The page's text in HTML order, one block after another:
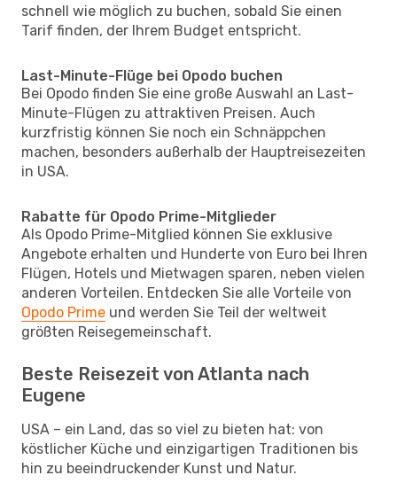
schnell wie möglich zu buchen, sobald Sie einen
Tarif finden, der Ihrem Budget entspricht.
Last-Minute-Flüge bei Opodo buchen
Bei Opodo finden Sie eine große Auswahl an Last-
Minute-Flügen zu attraktiven Preisen. Auch
kurzfristig können Sie noch ein Schnäppchen
machen, besonders außerhalb der Hauptreisezeiten
in USA.
Rabatte für Opodo Prime-Mitglieder
Als Opodo Prime-Mitglied können Sie exklusive
Angebote erhalten und Hunderte von Euro bei Ihren
Flügen, Hotels und Mietwagen sparen, neben vielen
anderen Vorteilen. Entdecken Sie alle Vorteile von
Opodo Prime und werden Sie Teil der weltweit
größten Reisegemeinschaft.
Beste Reisezeit von Atlanta nach
Eugene
USA – ein Land, das so viel zu bieten hat: von
köstlicher Küche und einzigartigen Traditionen bis
hin zu beeindruckender Kunst und Natur.